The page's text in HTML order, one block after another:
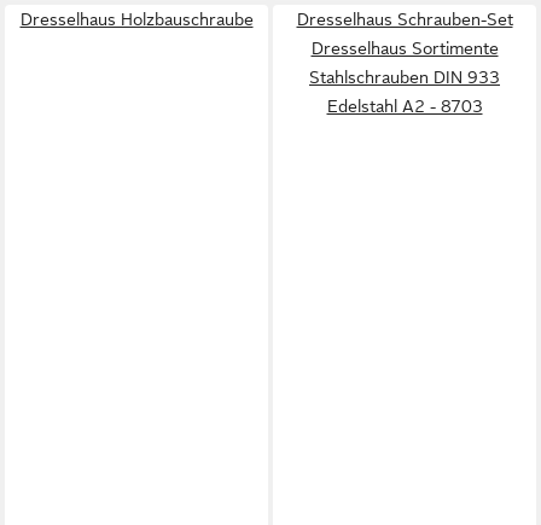
Dresselhaus Holzbauschraube
Dresselhaus Schrauben-Set
Dresselhaus Sortimente
Stahlschrauben DIN 933
Edelstahl A2 - 8703